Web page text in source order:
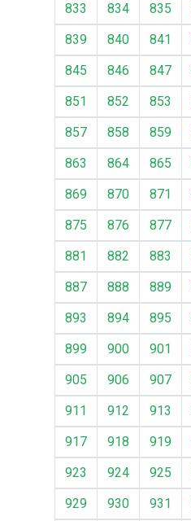
833
834 835
839
840 841
845
846 847
851
852 853
857
858 859
863
864 865
869
870 871
875
876 877
881
882 883
887
888 889
893
894 895
899
900 901
905
906 907
911
912 913
917
918 919
923
924 925
929
930 931